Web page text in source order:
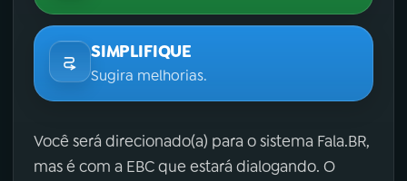
SIMPLIFIQUE
Sugira melhorias.
Você será direcionado(a) para o sistema Fala.BR,
mas é com a EBC que estará dialogando. O